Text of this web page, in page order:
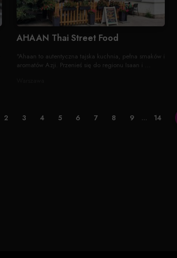
AHAAN Thai Street Food
"Ahaan to autentyczna tajska kuchnia, pełna smaków i
aromatów Azji. Przenieś się do regionu Isaan i ...
2 3 4 5 6 7 8 9 ... 14